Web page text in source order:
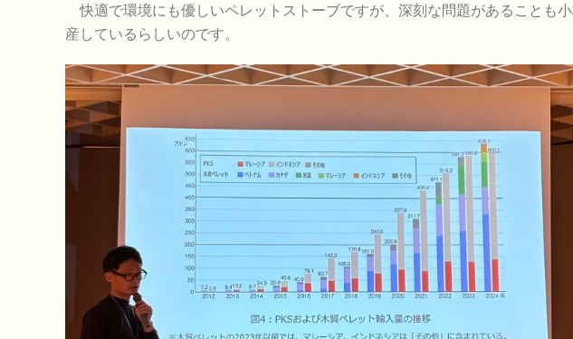
快適で環境にも優しいペレットストーブですが、深刻な問題があることも
産しているらしいのです。